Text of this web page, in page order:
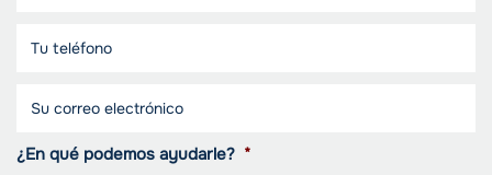
¿En qué podemos ayudarle? *